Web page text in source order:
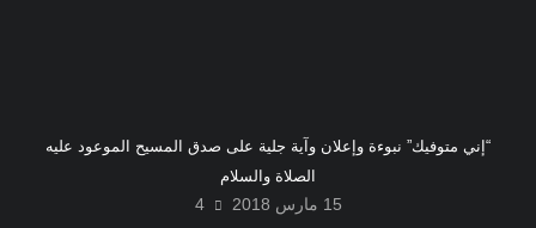
“إني متوفيك” نبوءة وإعلان وآية جلية على صدق المسيح الموعود عليه
الصلاة والسلام
15 مارس 2018 4